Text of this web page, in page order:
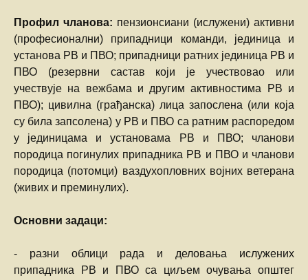
Профил чланова: пензионсиани (ислужени) активни
(професионални) припадници команди, јединица и
установа РВ и ПВО; припадници ратних јединица РВ и
ПВО (резервни састав који је учествовао или
учествује на вежбама и другим активностима РВ и
ПВО); цивилна (грађанска) лица запослена (или која
су била запсолена) у РВ и ПВО са ратним распоредом
у јединицама и установама РВ и ПВО; чланови
породица погинулих припадника РВ и ПВО и чланови
породица (потомци) ваздухопловних војних ветерана
(живих и преминулих).
Основни задаци:
- разни облици рада и деловања ислужених
припадника РВ и ПВО са циљем очувања општег